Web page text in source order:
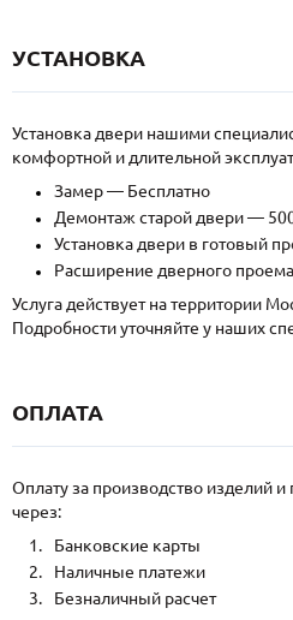
УСТАНОВКА
Установка двери нашими
комфортной и длительной
Замер — Бесплатно
Демонтаж старой двери —
Установка двери в готовый
Расширение дверного
Услуга действует на территории
Подробности уточняйте у наших
ОПЛАТА
Оплату за производство изделий
через:
Банковские карты
Наличные платежи
Безналичный расчет